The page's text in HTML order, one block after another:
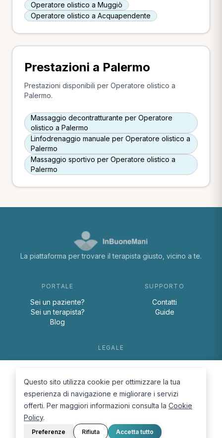
Operatore olistico a Muggiò
Operatore olistico a Acquapendente
Prestazioni a Palermo
Prestazioni disponibili per Operatore olistico a
Palermo.
Massaggio decontratturante per Operatore
olistico a Palermo
Linfodrenaggio manuale per Operatore olistico a
Palermo
Massaggio sportivo per Operatore olistico a
Palermo
La piattaforma per trovare il terapista giusto, vicino a te.
PORTALE
Sei un paziente?
Sei un terapista?
Blog
SUPPORTO
Contatti
Guide
LEGALE
Cookie Policy
Questo sito utilizza cookie per ottimizzare la tua
esperienza di navigazione e migliorare i servizi
offerti. Per maggiori informazioni consulta la Cookie
Policy.
Preferenze Rifiuta Accetta tutto